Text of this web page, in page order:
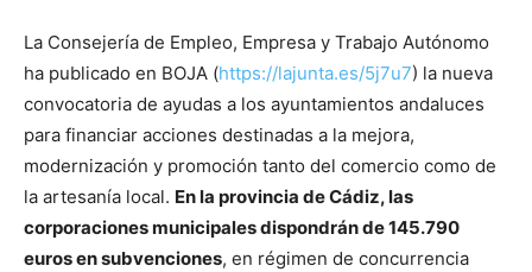
La Consejería de Empleo, Empresa y Trabajo Autónomo
ha publicado en BOJA (https://lajunta.es/5j7u7) la nueva
convocatoria de ayudas a los ayuntamientos andaluces
para financiar acciones destinadas a la mejora,
modernización y promoción tanto del comercio como de
la artesanía local. En la provincia de Cádiz, las
corporaciones municipales dispondrán de 145.790
euros en subvenciones, en régimen de concurrencia